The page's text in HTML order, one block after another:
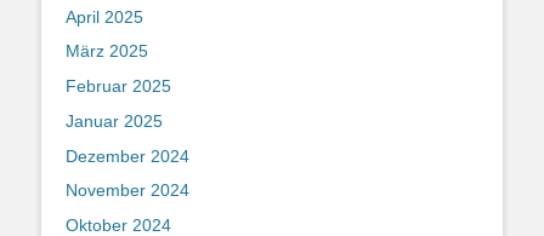
April 2025
März 2025
Februar 2025
Januar 2025
Dezember 2024
November 2024
Oktober 2024